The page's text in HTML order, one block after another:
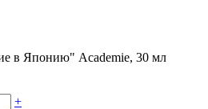
в Японию" Academie, 30 мл
+